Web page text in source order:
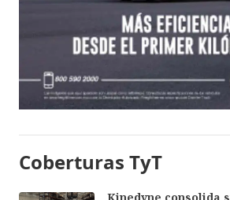
Coberturas TyT